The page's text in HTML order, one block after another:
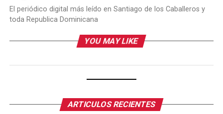
El periódico digital más leído en Santiago de los Caballeros y
toda Republica Dominicana
YOU MAY LIKE
ARTICULOS RECIENTES